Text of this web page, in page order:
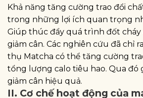
Khả năng tăng cường trao đổi
trong những lợi ích quan trọng
Giúp thúc đẩy quá trình đốt cháy
giảm cân. Các nghiên cứu đã chỉ
thụ Matcha có thể tăng cường
tổng lượng calo tiêu hao. Qua đó
giảm cân hiệu quả.
II. Cơ chế hoạt động của